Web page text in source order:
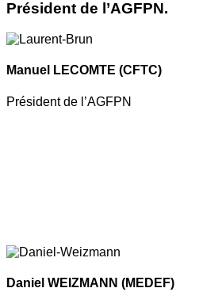
Président de l’AGFPN.
Manuel LECOMTE (CFTC)
Président de l’AGFPN
Daniel WEIZMANN (MEDEF)